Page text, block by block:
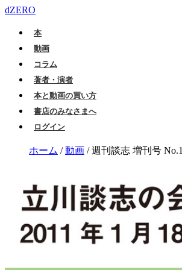
dZERO
本
動画
コラム
著者・演者
本と動画の買い方
書店のみなさまへ
ログイン
ホーム / 動画 /週刊談志 増刊号 No.1